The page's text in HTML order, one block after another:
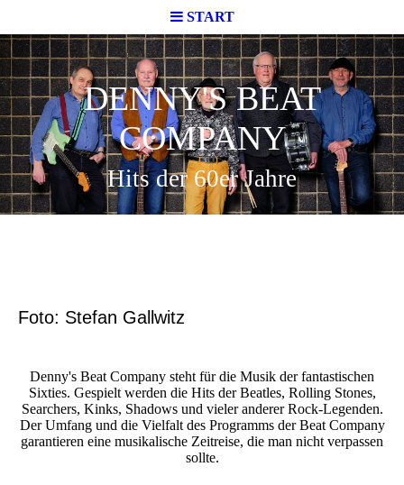
START
DENNY'S BEAT
COMPANY
Hits der 60er Jahre
Foto: Stefan Gallwitz
Denny's Beat Company steht für die Musik der fantastischen
Sixties. Gespielt werden die Hits der Beatles, Rolling Stones,
Searchers, Kinks, Shadows und vieler anderer Rock-Legenden.
Der Umfang und die Vielfalt des Programms der Beat Company
garantieren eine musikalische Zeitreise, die man nicht verpassen
sollte.